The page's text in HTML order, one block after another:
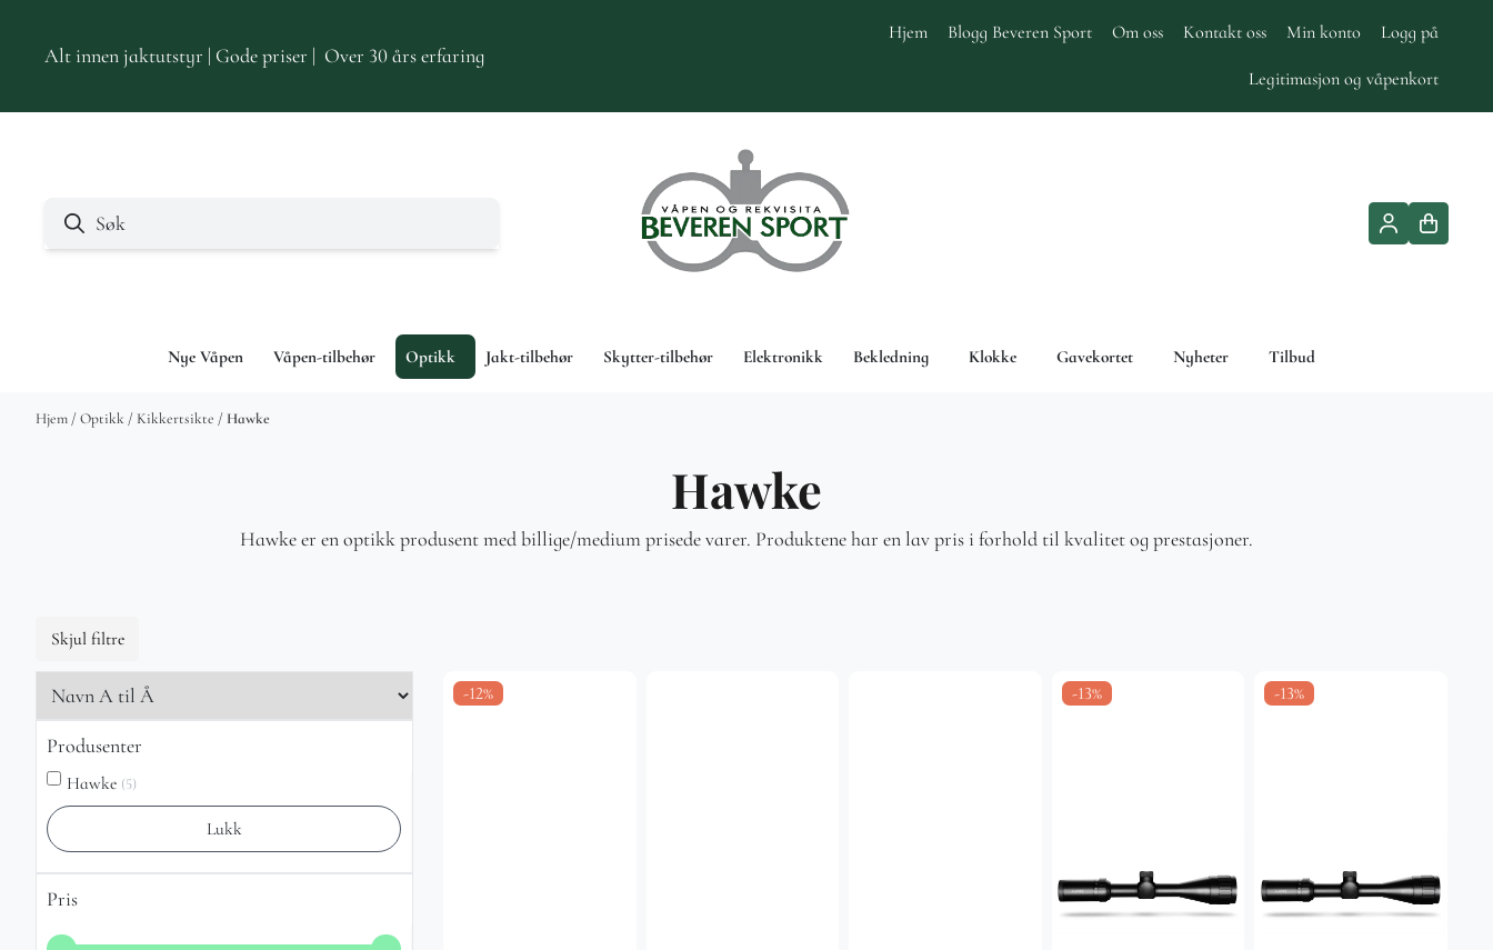
Alt innen jaktutstyr | Gode priser | Over 30 års erfaring
Hjem Blogg Beveren Sport Om oss Kontakt oss Min konto Logg på
Legitimasjon og våpenkort
Nye Våpen Våpen-tilbehør Optikk Jakt-tilbehør Skytter-tilbehør Elektronikk Bekledning Klokke Gavekortet Nyheter Tilbud
Hjem /Optikk / Kikkertsikte / Hawke
Hawke
Hawke er en optikk produsent med billige/medium prisede varer. Produktene har en lav pris i forhold til kvalitet og prestasjoner.
Skjul filtre
Produsenter
Hawke (5)
Lukk
Pris
-12% -13% -13%